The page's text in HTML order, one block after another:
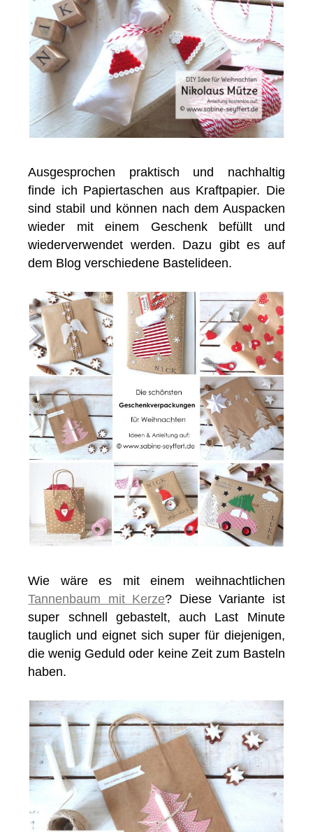
Ausgesprochen praktisch und nachhaltig
finde ich Papiertaschen aus Kraftpapier. Die
sind stabil und können nach dem Auspacken
wieder mit einem Geschenk befüllt und
wiederverwendet werden. Dazu gibt es auf
dem Blog verschiedene Bastelideen.
Wie wäre es mit einem weihnachtlichen
Tannenbaum mit Kerze? Diese Variante ist
super schnell gebastelt, auch Last Minute
tauglich und eignet sich super für diejenigen,
die wenig Geduld oder keine Zeit zum Basteln
haben.